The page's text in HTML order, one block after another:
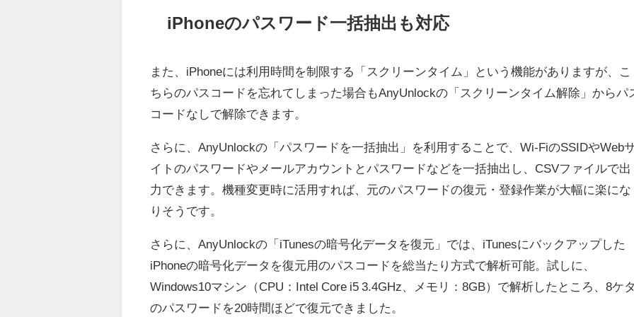
iPhoneのパスワード一括抽出も対応
また、iPhoneには利用時間を制限する「スクリーンタイム」という機能がありますが、こ
ちらのパスコードを忘れてしまった場合もAnyUnlockの「スクリーンタイム解除」からパ
コードなしで解除できます。
さらに、AnyUnlockの「パスワードを一括抽出」を利用することで、Wi-FiのSSIDやWeb
イトのパスワードやメールアカウントとパスワードなどを一括抽出し、CSVファイルで出
力できます。機種変更時に活用すれば、元のパスワードの復元・登録作業が大幅に楽にな
りそうです。
さらに、AnyUnlockの「iTunesの暗号化データを復元」では、iTunesにバックアップした
iPhoneの暗号化データを復元用のパスコードを総当たり方式で解析可能。試しに、
Windows10マシン（CPU：Intel Core i5 3.4GHz、メモリ：8GB）で解析したところ、8ケタ
のパスワードを20時間ほどで復元できました。